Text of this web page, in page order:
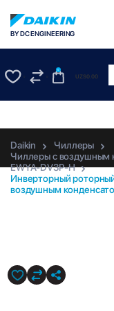
BY DC ENGINEERING
0
UZS0.00
Daikin
Чиллеры
Чиллеры с воздушным
EWYA-DV3P-H
Инверторный
воздушным